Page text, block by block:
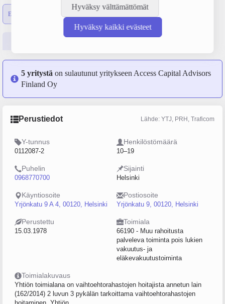
Hyväksy välttämättömät
Hyväksy kaikki evästeet
Emon luvut
5 yritystä on sulautunut yritykseen Access Capital Advisors
Finland Oy
Perustiedot Lähde: YTJ, PRH, Traficom
Y-tunnus
0112087-2
Henkilöstömäärä
10–19
Puhelin
0968770700
Sijainti
Helsinki
Käyntiosoite
Yrjönkatu 9 A 4, 00120, Helsinki
Postiosoite
Yrjönkatu 9, 00120, Helsinki
Perustettu
15.03.1978
Toimiala
66190 - Muu rahoitusta
palveleva toiminta pois lukien
vakuutus- ja
eläkevakuutustoiminta
Toimialakuvaus
Yhtiön toimialana on vaihtoehtorahastojen hoitajista annetun lain
(162/2014) 2 luvun 3 pykälän tarkoittama vaihtoehtorahastojen